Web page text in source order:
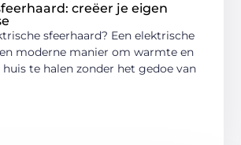
creëer je eigen
sfeerhaard? Een elektrische
moderne manier om warmte en
te halen zonder het gedoe van